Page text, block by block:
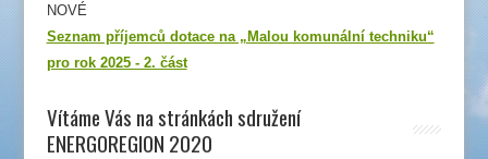
NOVÉ
Seznam příjemců dotace na „Malou komunální techniku“
pro rok 2025 - 2. část
Vítáme Vás na stránkách sdružení
ENERGOREGION 2020